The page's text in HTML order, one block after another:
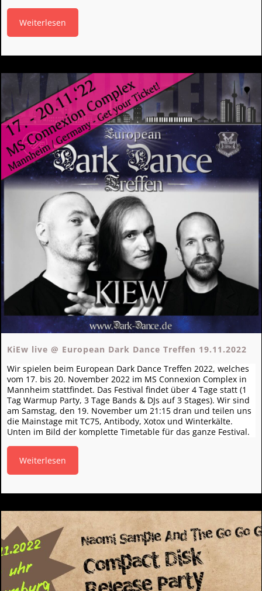
Weiterlesen
KiEw live @ European Dark Dance Treffen 19.11.2022
Wir spielen beim European Dark Dance Treffen 2022, welches
vom 17. bis 20. November 2022 im MS Connexion Complex in
Mannheim stattfindet. Das Festival findet über 4 Tage statt (1
Tag Warmup Party, 3 Tage Bands & DJs auf 3 Stages). Wir sind
am Samstag, den 19. November um 21:15 dran und teilen uns
die Mainstage mit TC75, Antibody, Xotox und Winterkälte.
Unten im Bild der komplette Timetable für das ganze Festival.
Weiterlesen